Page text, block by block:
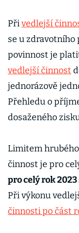
Přivedlejší
se u
povinnost je
vedlejší činnost
jednorázově
Přehledu o
dosaženého
Limitem
činnost je pro
pro celý rok
Při výkonu
činnosti po část